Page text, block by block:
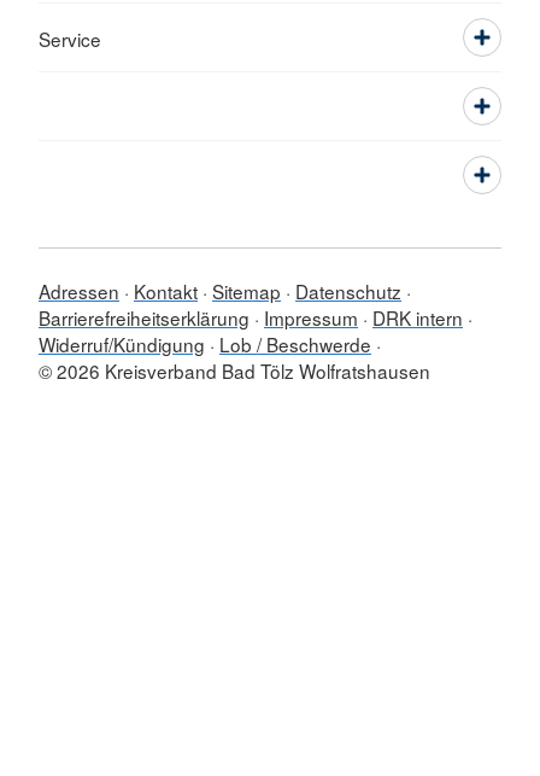
Service
Adressen Kontakt Sitemap
Datenschutz
Barrierefreiheitserklärung
Impressum
DRK intern
Widerruf/Kündigung
Lob / Beschwerde
© 2026 Kreisverband Bad Tölz Wolfratshausen